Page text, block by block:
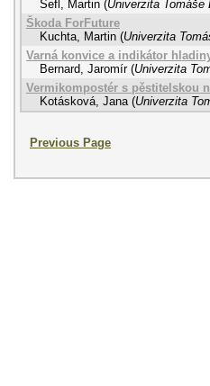
Šefl, Martin (Univerzita
Škoda ForFuture
Kuchta, Martin (Univerzita
Varná konvice a indikátor
Bernard, Jaromír (Univerzita
Vermikompostér s pěstitelskou
Kotásková, Jana (Univerzita
Previous Page